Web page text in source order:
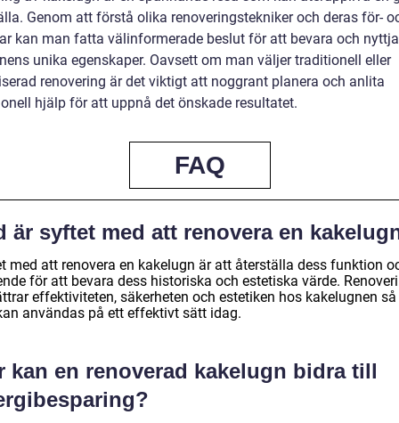
Genom att förstå olika renoveringstekniker och deras för-
kan man fatta välinformerade beslut för att bevara och nyttja
unika egenskaper. Oavsett om man väljer traditionell eller
renovering är det viktigt att noggrant planera och anlita
hjälp för att uppnå det önskade resultatet.
FAQ
är syftet med att renovera en
med att renovera en kakelugn är att återställa dess funktion
för att bevara dess historiska och estetiska värde.
effektiviteten, säkerheten och estetiken hos kakelugnen
användas på ett effektivt sätt idag.
kan en renoverad kakelugn bidra till